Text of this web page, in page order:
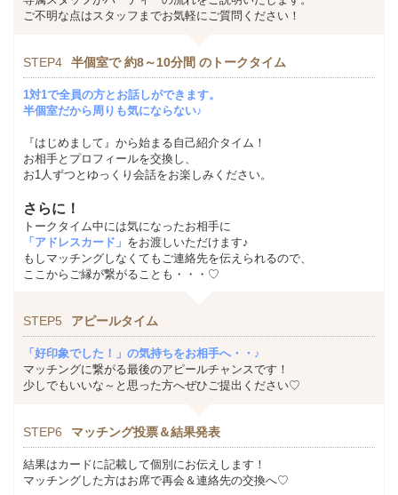
ご不明な点はスタッフまでお気軽にご質問ください！
STEP4 半個室で 約8～10分間 のトークタイム
1対1で全員の方とお話しができます。
半個室だから周りも気にならない♪
『はじめまして』から始まる自己紹介タイム！
お相手とプロフィールを交換し、
お1人ずつとゆっくり会話をお楽しみください。
さらに！
トークタイム中には気になったお相手に
「アドレスカード」 をお渡しいただけます♪
もしマッチングしなくてもご連絡先を伝えられるので、
ここからご縁が繋がることも・・・♡
STEP5 アピールタイム
「好印象でした！」の気持ちをお相手へ・・♪
マッチングに繋がる最後のアピールチャンスです！
少しでもいいな～と思った方へぜひご提出ください♡
STEP6 マッチング投票＆結果発表
結果はカードに記載して個別にお伝えします！
マッチングした方はお席で再会＆連絡先の交換へ♡